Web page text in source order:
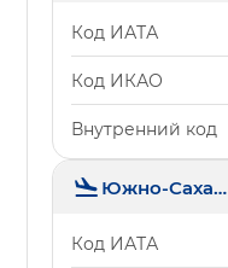
Код ИАТА
Код ИКАО
Внутренний код
Южно-Сахалинск
Код ИАТА